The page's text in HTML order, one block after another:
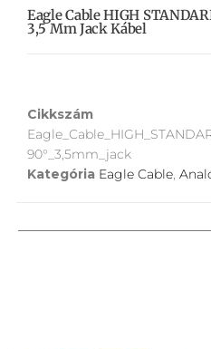
Eagle Cable HIGH
3,5 Mm Jack Kábel
Cikkszám
90°_3,5mm_jack
Kategória Eagle Cable,